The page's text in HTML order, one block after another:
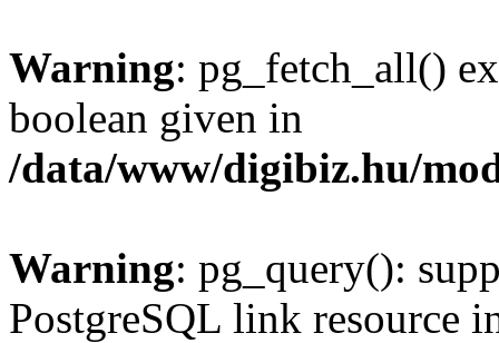
Warning: pg_fetch_all()
boolean given in
/data/www/digibiz.hu/
Warning: pg_query():
PostgreSQL link resource